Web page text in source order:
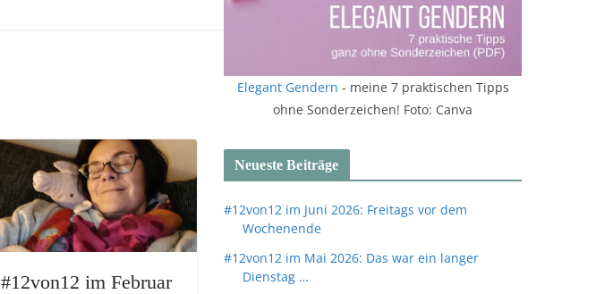
#12von12 im Februar
Elegant Gendern - meine 7 praktischen Tipps
ohne Sonderzeichen! Foto: Canva
Neueste Beiträge
#12von12 im Juni 2026: Freitags vor dem
Wochenende
#12von12 im Mai 2026: Das war ein langer
Dienstag …